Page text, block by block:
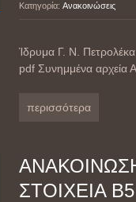
Κατηγορία: Ανακοινώσεις
Ίδρυμα Γ. Ν.
pdf Συνημμένα
περισσότερα
ΣΤΟΙΧΕΙΑ